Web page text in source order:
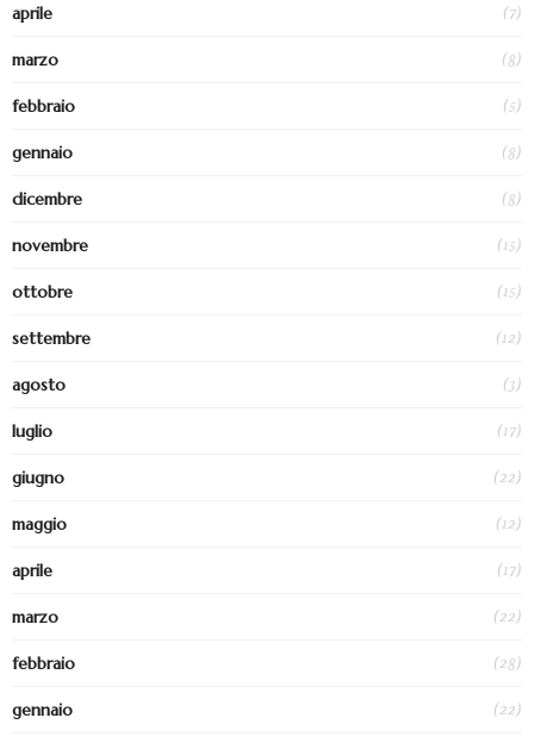
aprile (7)
marzo (8)
febbraio (5)
gennaio (8)
dicembre (8)
novembre (15)
ottobre (15)
settembre (12)
agosto (3)
luglio (17)
giugno (22)
maggio (12)
aprile (17)
marzo (22)
febbraio (28)
gennaio (22)